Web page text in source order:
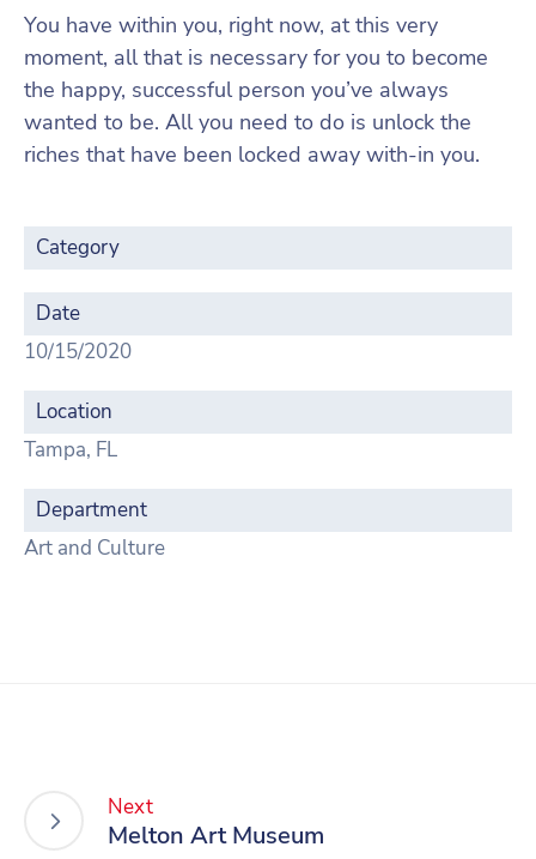
You have within you, right now, at this very
moment, all that is necessary for you to become
the happy, successful person you’ve always
wanted to be. All you need to do is unlock the
riches that have been locked away with-in you.
Category
Date
10/15/2020
Location
Tampa, FL
Department
Art and Culture
Next
Melton Art Museum